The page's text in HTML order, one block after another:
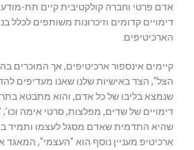
אדם פרטי וחברה קולקטיבית קיים תת-מודע
דימויים קדומים וזיכרונות משותפים לכלל
הארכיטיפים.
קיימים אינספור ארכיטיפים, אך המוכרים
הצל", הצד באישיות שלנו שאנו מעדיפים
שנמצא בליבו של כל אדם, והוא מתבטא
דימויים של שדים, מפלצות, סרטי אימה
שהיא התדמית שאדם מסגל לעצמו ותמיד בה
ארכיטיפ מעניין נוסף הוא "העצמי", המאגד